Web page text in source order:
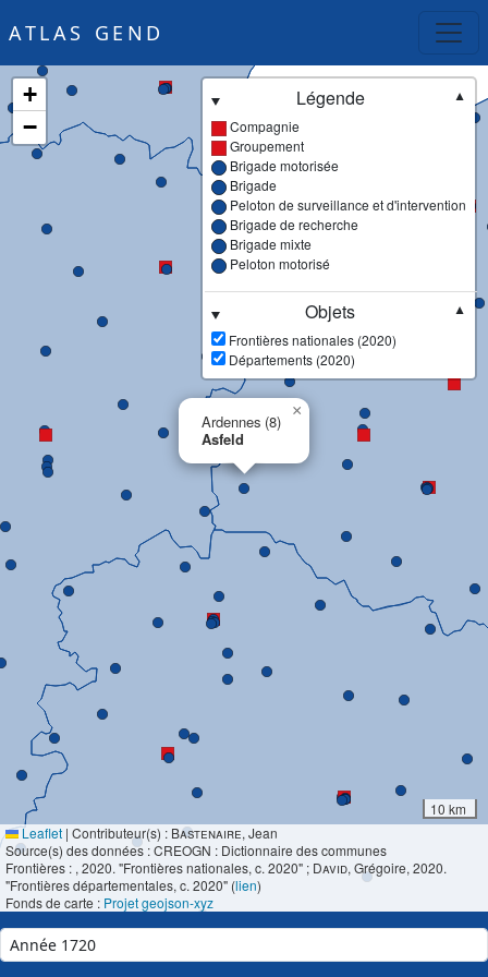
ATLAS GEND
Ardennes (8)
Asfeld
×
+
−
Légende
▼
Compagnie
Groupement
Brigade motorisée
Brigade
Peloton de surveillance et d'intervention
Brigade de recherche
Brigade mixte
Peloton motorisé
Objets
▼
Frontières nationales (2020)
Départements (2020)
10 km
Leaflet | Contributeur(s) : Bastenaire, Jean
Source(s) des données : CREOGN : Dictionnaire des communes
Frontières : , 2020. "Frontières nationales, c. 2020" ; David, Grégoire, 2020.
"Frontières départementales, c. 2020" (lien)
Fonds de carte : Projet geojson-xyz